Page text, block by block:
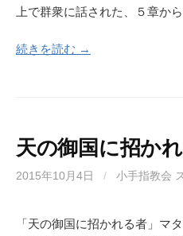
上で群衆に話された、５章か
続きを読む →
天の御国に招か
2015年10月4日 / 小手指教会
「天の御国に招かれる者」マ